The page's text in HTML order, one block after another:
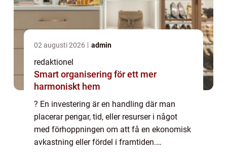
02 augusti 2026 admin
redaktionel
Smart organisering för ett mer
harmoniskt hem
? En investering är en handling där man
placerar pengar, tid, eller resurser i något
med förhoppningen om att få en ekonomisk
avkastning eller fördel i framtiden.